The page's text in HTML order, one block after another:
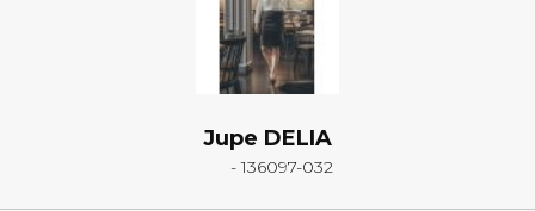
Jupe DELIA
- 136097-032